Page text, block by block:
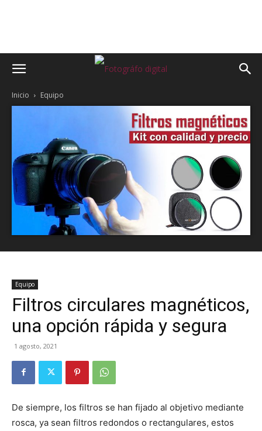
Inicio Equipo
Equipo
Filtros circulares magnéticos,
una opción rápida y segura
1 agosto, 2021
De siempre, los filtros se han fijado al objetivo mediante
rosca, ya sean filtros redondos o rectangulares, estos